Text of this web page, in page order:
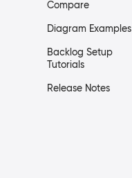
Compare
Diagram Examples
Backlog Setup
Tutorials
Release Notes